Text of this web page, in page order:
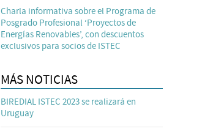
Charla informativa sobre el Programa de
Posgrado Profesional ‘Proyectos de
Energías Renovables’, con descuentos
exclusivos para socios de ISTEC
MÁS NOTICIAS
BIREDIAL ISTEC 2023 se realizará en
Uruguay